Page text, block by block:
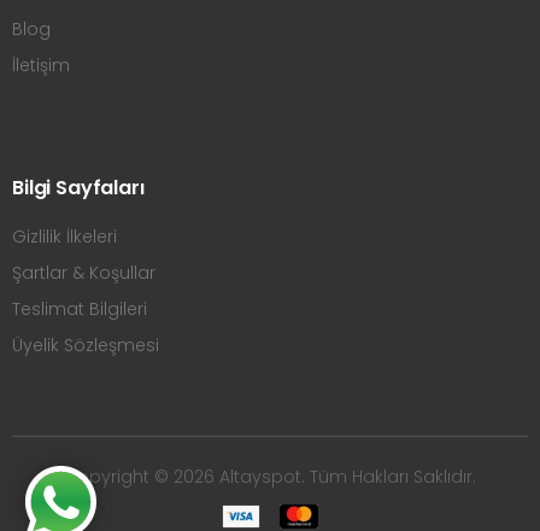
Blog
İletişim
Bilgi Sayfaları
Gizlilik İlkeleri
Şartlar & Koşullar
Teslimat Bilgileri
Üyelik Sözleşmesi
Copyright © 2026 Altayspot. Tüm Hakları Saklıdır.